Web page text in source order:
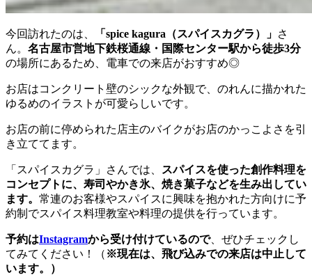
今回訪れたのは、 「spice kagura（スパイスカグラ）」 さ
ん。 名古屋市営地下鉄桜通線・国際センター駅から徒歩3分
の場所にあるため、電車での来店がおすすめ◎
お店はコンクリート壁のシックな外観で、のれんに描かれた
ゆるめのイラストが可愛らしいです。
お店の前に停められた店主のバイクがお店のかっこよさを引
き立ててます。
「スパイスカグラ」さんでは、
スパイスを使った創作料理を
コンセプトに、寿司やかき氷、焼き菓子などを生み出してい
ます。 常連のお客様やスパイスに興味を抱かれた方向けに予
約制でスパイス料理教室や料理の提供を行っています。
予約はInstagramから受け付けているので、ぜひチェックし
てみてください！（ ※現在は、飛び込みでの来店は中止して
います。）